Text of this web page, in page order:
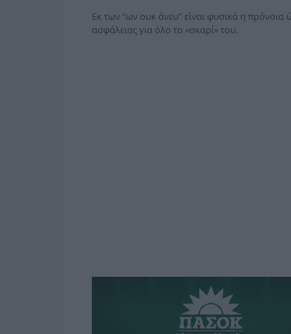
Εκ των “ων ουκ άνευ” είναι φυσικά η
ασφάλειας για όλο το «σκαρί» του.